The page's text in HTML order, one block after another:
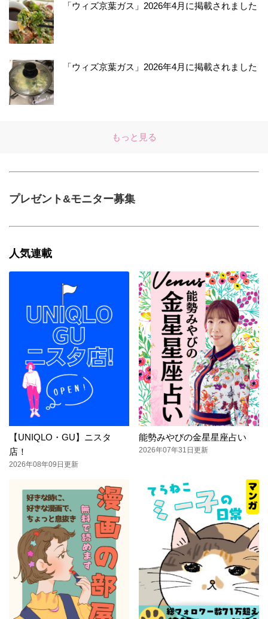
「ウィズ京葉ガス」2026年4月に掲載されました
「ウィズ京葉ガス」2026年4月に掲載されました
もっと見る
プレゼント&モニター募集
人気連載
【UNIQLO・GU】ニスタ
店！
2026年08年09日更新
能勢みやびの金星星座占い
2026年07年31日更新